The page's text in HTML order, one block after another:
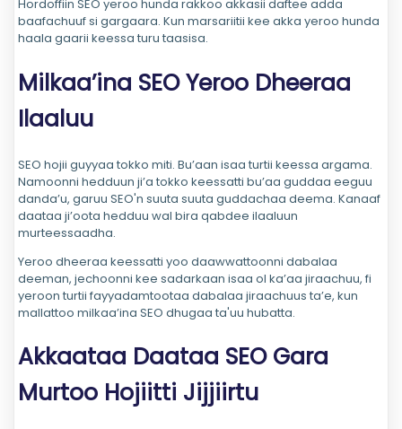
Hordoffiin SEO yeroo hunda rakkoo akkasii daftee adda
baafachuuf si gargaara. Kun marsariitii kee akka yeroo hunda
haala gaarii keessa turu taasisa.
Milkaa’ina SEO Yeroo Dheeraa
Ilaaluu
SEO hojii guyyaa tokko miti. Bu’aan isaa turtii keessa argama.
Namoonni hedduun ji’a tokko keessatti bu’aa guddaa eeguu
danda’u, garuu SEO'n suuta suuta guddachaa deema. Kanaaf
daataa ji’oota hedduu wal bira qabdee ilaaluun
murteessaadha.
Yeroo dheeraa keessatti yoo daawwattoonni dabalaa
deeman, jechoonni kee sadarkaan isaa ol ka’aa jiraachuu, fi
yeroon turtii fayyadamtootaa dabalaa jiraachuus ta’e, kun
mallattoo milkaa’ina SEO dhugaa ta'uu hubatta.
Akkaataa Daataa SEO Gara
Murtoo Hojiitti Jijjiirtu